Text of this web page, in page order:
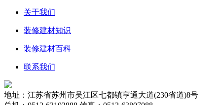
关于我们
装修建材知识
装修建材百科
联系我们
地址：江苏省苏州市吴江区七都镇亨通大道(230省道)8号